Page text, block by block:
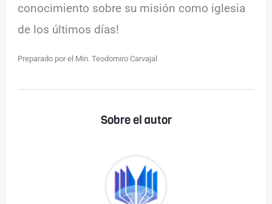
conocimiento sobre su misión como iglesia
de los últimos días!
Preparado por el Min. Teodomiro Carvajal
Sobre el autor